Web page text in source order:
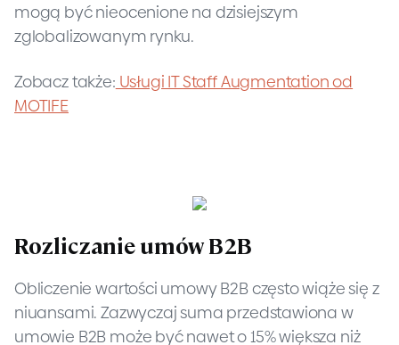
mogą być nieocenione na dzisiejszym
zglobalizowanym rynku.
Zobacz także: Usługi IT Staff Augmentation od
MOTIFE
Rozliczanie umów B2B
Obliczenie wartości umowy B2B często wiąże się z
niuansami. Zazwyczaj suma przedstawiona w
umowie B2B może być nawet o 15% większa niż